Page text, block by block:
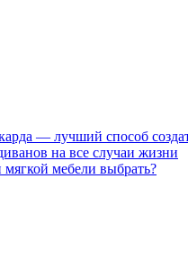
— лучший способ
на все случаи жизни
мебели выбрать?